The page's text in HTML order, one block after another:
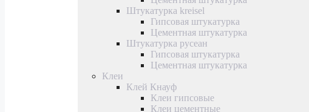
Штукатурка kreisel
Гипсовая штукатурка
Цементная штукатурка
Штукатурка русеан
Гипсовая штукатурка
Цементная штукатурка
Клеи
Клей Кнауф
Клеи гипсовые
Клеи цементные